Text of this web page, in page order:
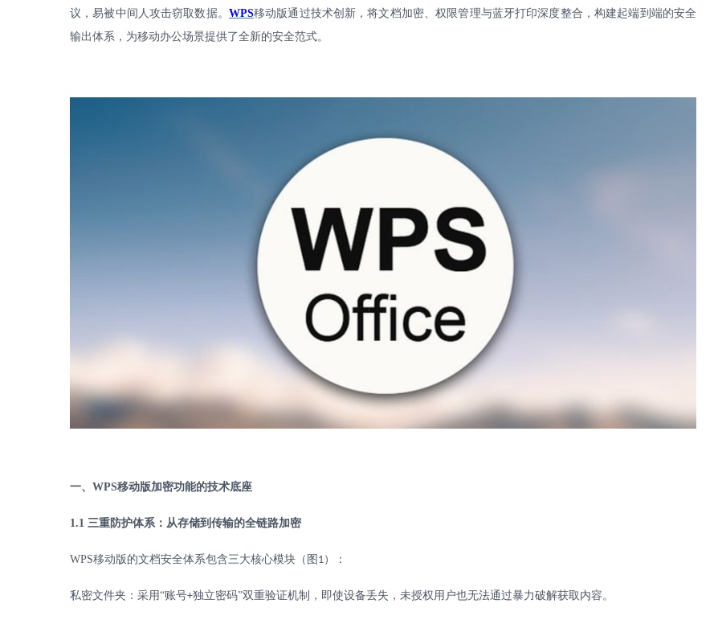
议，易被中间人攻击窃取数据。 WPS移动版通过技术创新，将文档加密、权限管理与蓝牙打印深度整合，构建起端到端的安全
输出体系，为移动办公场景提供了全新的安全范式。
一、 WPS移动版加密功能的技术底座
1.1 三重防护体系：从存储到传输的全链路加密
WPS移动版的文档安全体系包含三大核心模块（图 1）：
私密文件夹：采用“账号+独立密码”双重验证机制，即使设备丢失，未授权用户也无法通过暴力破解获取内容。